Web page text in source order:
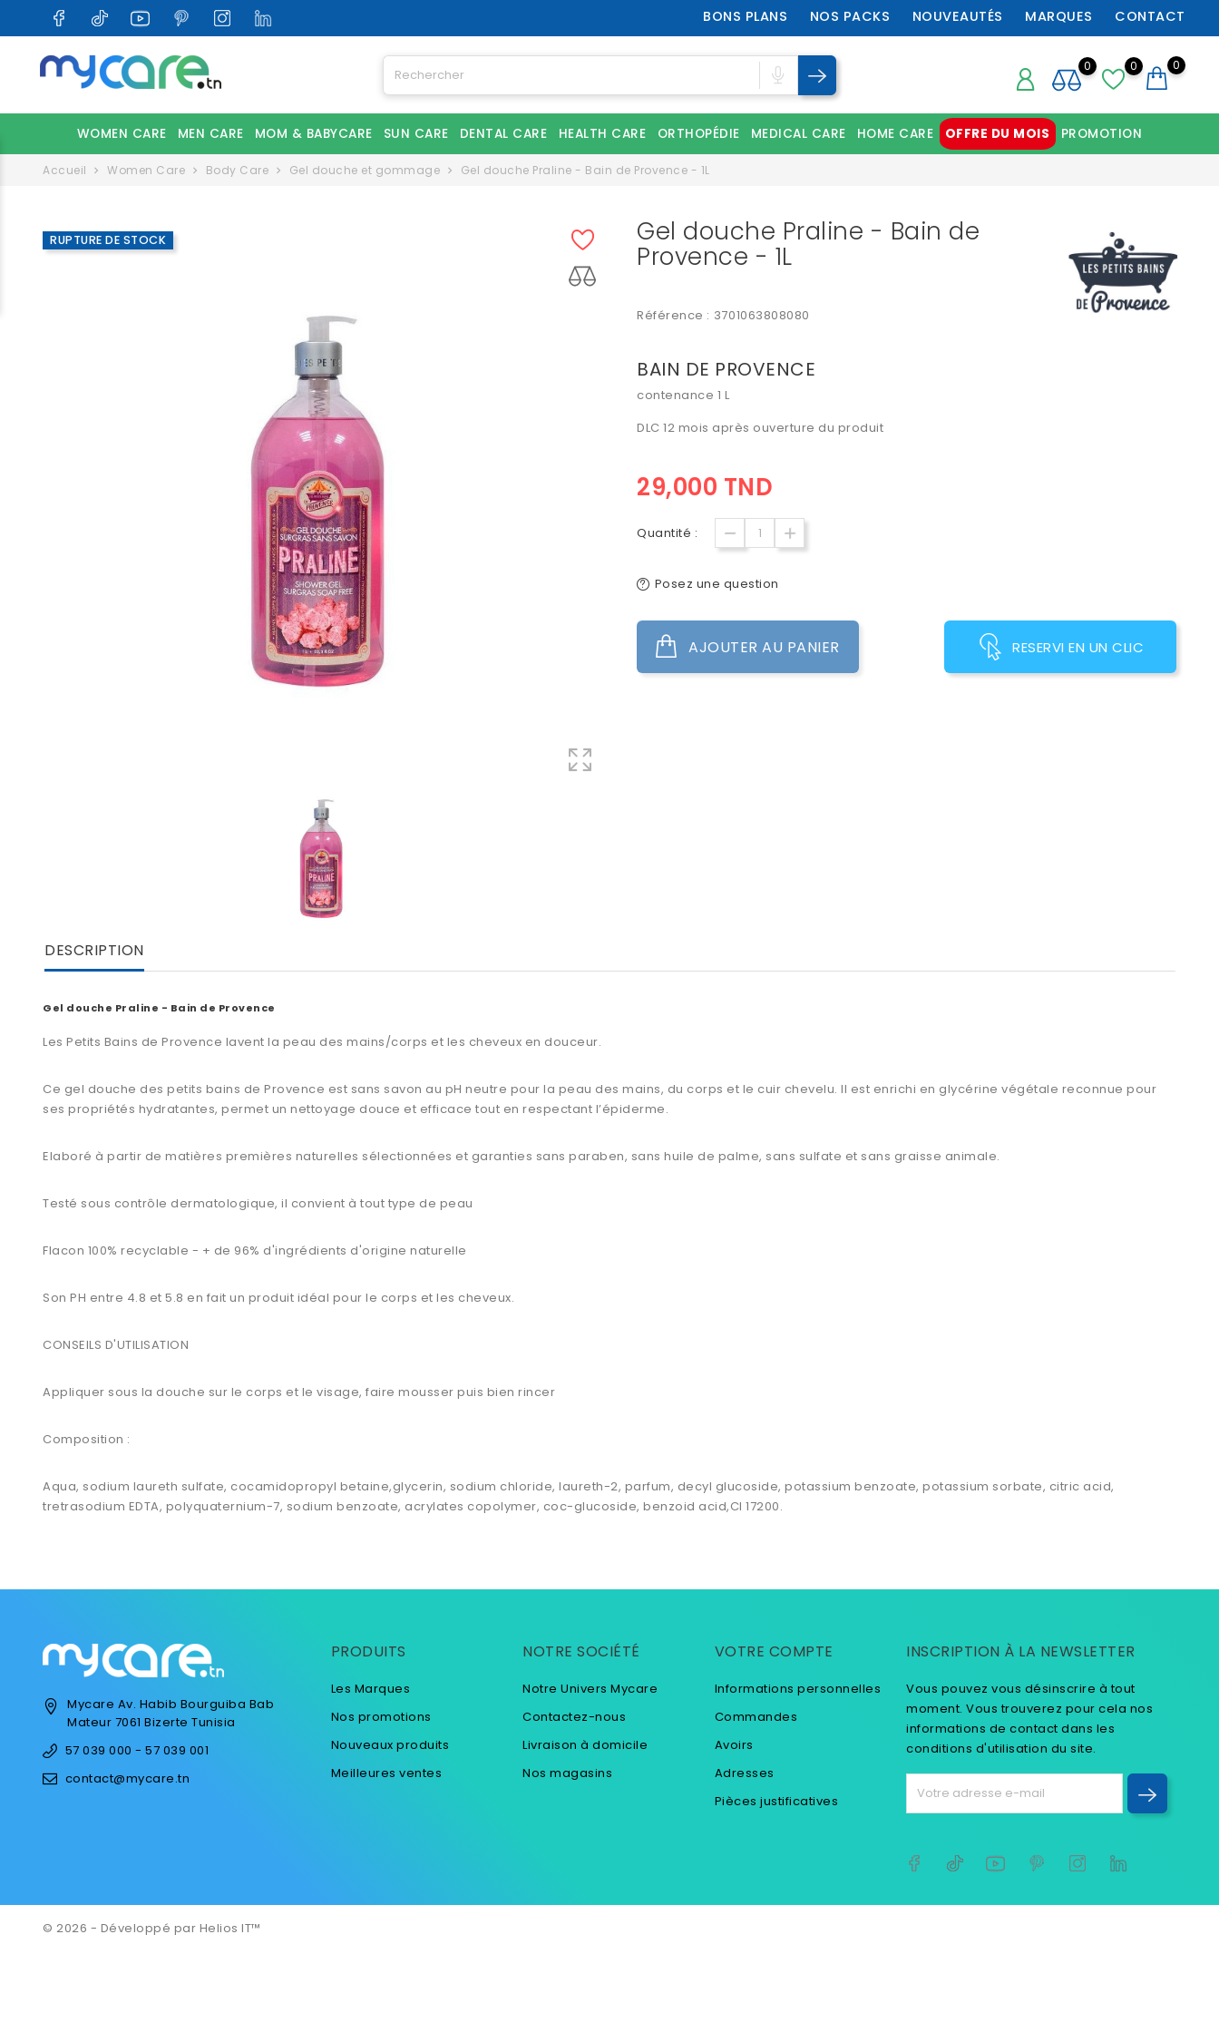
BONS PLANS NOS PACKS NOUVEAUTÉS MARQUES CONTACT
0 0
0
WOMEN CARE MEN CARE MOM & BABYCARE SUN CARE DENTAL CARE HEALTH CARE ORTHOPÉDIE MEDICAL CARE HOME CARE OFFRE DU MOIS PROMOTION
Accueil Women Care Body Care Gel douche et gommage Gel douche Praline - Bain de Provence - 1L
RUPTURE DE STOCK Gel douche Praline - Bain de
Provence - 1L
Référence : 3701063808080
BAIN DE PROVENCE
contenance 1 L
DLC 12 mois après ouverture du produit
29,000 TND
Quantité :
Posez une question
AJOUTER AU PANIER RESERVI EN UN CLIC
DESCRIPTION
Gel douche Praline - Bain de Provence
Les Petits Bains de Provence lavent la peau des mains/corps et les cheveux en douceur.
Ce gel douche des petits bains de Provence est sans savon au pH neutre pour la peau des mains, du corps et le cuir chevelu. Il est enrichi en glycérine végétale reconnue pour
ses propriétés hydratantes, permet un nettoyage douce et efficace tout en respectant l’épiderme.
Elaboré à partir de matières premières naturelles sélectionnées et garanties sans paraben, sans huile de palme, sans sulfate et sans graisse animale.
Testé sous contrôle dermatologique, il convient à tout type de peau
Flacon 100% recyclable - + de 96% d'ingrédients d'origine naturelle
Son PH entre 4.8 et 5.8 en fait un produit idéal pour le corps et les cheveux.
CONSEILS D'UTILISATION
Appliquer sous la douche sur le corps et le visage, faire mousser puis bien rincer
Composition :
Aqua, sodium laureth sulfate, cocamidopropyl betaine,glycerin, sodium chloride, laureth-2, parfum, decyl glucoside, potassium benzoate, potassium sorbate, citric acid,
tretrasodium EDTA, polyquaternium-7, sodium benzoate, acrylates copolymer, coc-glucoside, benzoid acid,CI 17200.
Mycare Av. Habib Bourguiba Bab
Mateur 7061 Bizerte Tunisia
57 039 000 - 57 039 001
contact@mycare.tn
PRODUITS
Les Marques
Nos promotions
Nouveaux produits
Meilleures ventes
NOTRE SOCIÉTÉ
Notre Univers Mycare
Contactez-nous
Livraison à domicile
Nos magasins
VOTRE COMPTE
Informations personnelles
Commandes
Avoirs
Adresses
Pièces justificatives
INSCRIPTION À LA NEWSLETTER
Vous pouvez vous désinscrire à tout
moment. Vous trouverez pour cela nos
informations de contact dans les
conditions d'utilisation du site.
© 2026 - Développé par Helios IT™